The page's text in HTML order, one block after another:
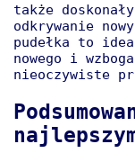
także
odkrywanie
pudełka to
nowego i
nieoczywiste